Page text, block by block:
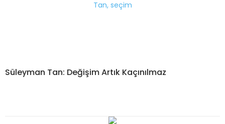
Süleyman Tan: Değişim Artık Kaçınılmaz